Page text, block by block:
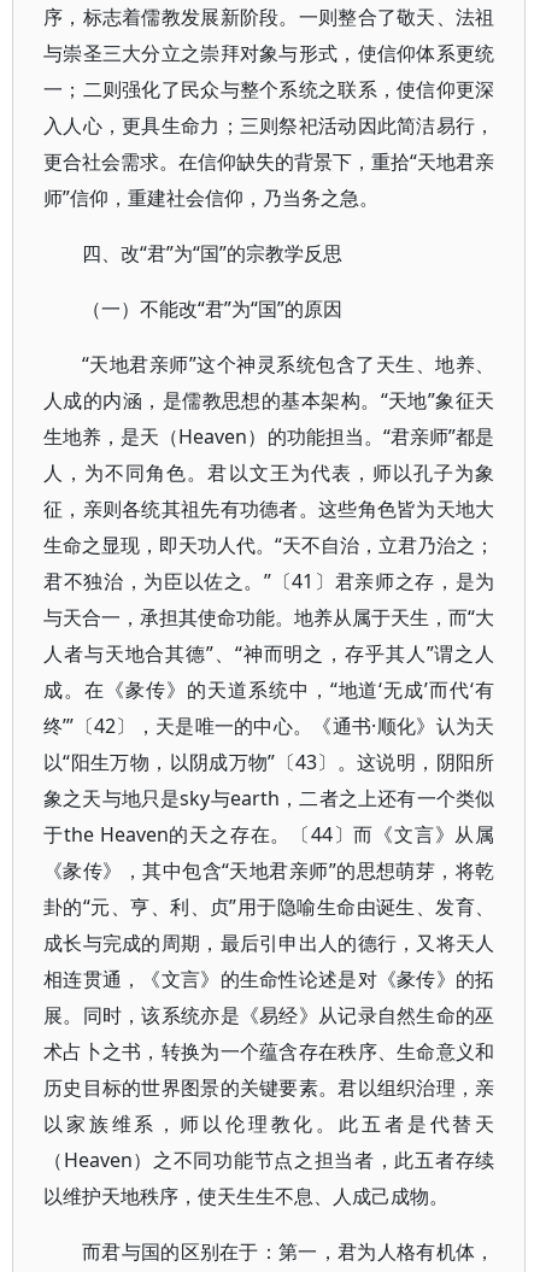
序，标志着儒教发展新阶段。一则整合了敬天、法祖
与崇圣三大分立之崇拜对象与形式，使信仰体系更统
一；二则强化了民众与整个系统之联系，使信仰更深
入人心，更具生命力；三则祭祀活动因此简洁易行，
更合社会需求。在信仰缺失的背景下，重拾“天地君亲
师”信仰，重建社会信仰，乃当务之急。
四、改“君”为“国”的宗教学反思
（一）不能改“君”为“国”的原因
“天地君亲师”这个神灵系统包含了天生、地养、
人成的内涵，是儒教思想的基本架构。“天地”象征天
生地养，是天（Heaven）的功能担当。“君亲师”都是
人，为不同角色。君以文王为代表，师以孔子为象
征，亲则各统其祖先有功德者。这些角色皆为天地大
生命之显现，即天功人代。“天不自治，立君乃治之；
君不独治，为臣以佐之。”〔41〕君亲师之存，是为
与天合一，承担其使命功能。地养从属于天生，而“大
人者与天地合其德”、“神而明之，存乎其人”谓之人
成。在《彖传》的天道系统中，“地道‘无成’而代‘有
终’”〔42〕，天是唯一的中心。《通书·顺化》认为天
以“阳生万物，以阴成万物”〔43〕。这说明，阴阳所
象之天与地只是sky与earth，二者之上还有一个类似
于the Heaven的天之存在。〔44〕而《文言》从属
《彖传》，其中包含“天地君亲师”的思想萌芽，将乾
卦的“元、亨、利、贞”用于隐喻生命由诞生、发育、
成长与完成的周期，最后引申出人的德行，又将天人
相连贯通，《文言》的生命性论述是对《彖传》的拓
展。同时，该系统亦是《易经》从记录自然生命的巫
术占卜之书，转换为一个蕴含存在秩序、生命意义和
历史目标的世界图景的关键要素。君以组织治理，亲
以家族维系，师以伦理教化。此五者是代替天
（Heaven）之不同功能节点之担当者，此五者存续
以维护天地秩序，使天生生不息、人成己成物。
而君与国的区别在于：第一，君为人格有机体，